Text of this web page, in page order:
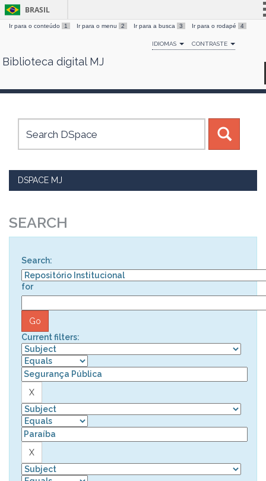
Skip
BRASIL
Simplifique!
Comunica BR
Canais
Ir para o conteúdo 1 Ir para o menu 2 Ir para a busca 3 Ir para o rodapé 4
IDIOMAS CONTRASTE
Biblioteca digital MJ
DSPACE MJ
SEARCH
Search:
for
Current filters: